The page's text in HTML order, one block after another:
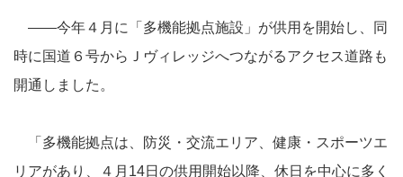
――今年４月に「多機能拠点施設」が供用を開始し、同
時に国道６号からＪヴィレッジへつながるアクセス道路も
開通しました。
「多機能拠点は、防災・交流エリア、健康・スポーツエ
リアがあり、４月14日の供用開始以降、休日を中心に多く